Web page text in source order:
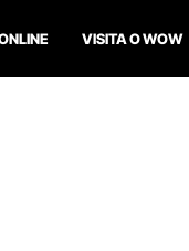
VISITA O WOW